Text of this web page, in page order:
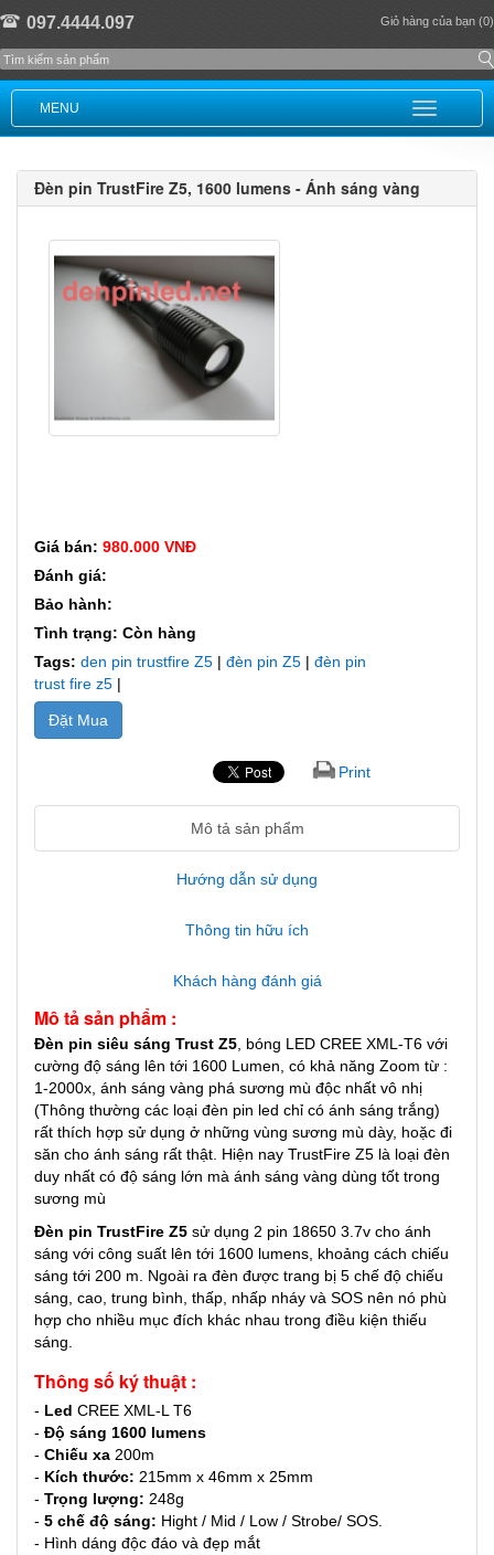
097.4444.097 Giỏ hàng của bạn (0)
MENU
Đèn pin TrustFire Z5, 1600 lumens - Ánh sáng vàng
Giá bán: 980.000 VNĐ
Đánh giá:
Bảo hành:
Tình trạng: Còn hàng
Tags: den pin trustfire Z5 | đèn pin Z5 | đèn pin
trust fire z5 |
Đặt Mua
Print
Mô tả sản phẩm
Hướng dẫn sử dụng
Thông tin hữu ích
Khách hàng đánh giá
Mô tả sản phẩm :
Đèn pin siêu sáng Trust Z5 , bóng LED CREE XML-T6 với
cường độ sáng lên tới 1600 Lumen, có khả năng Zoom từ :
1-2000x, ánh sáng vàng phá sương mù độc nhất vô nhị
(Thông thường các loại đèn pin led chỉ có ánh sáng trắng)
rất thích hợp sử dụng ở những vùng sương mù dày, hoặc đi
săn cho ánh sáng rất thật. Hiện nay TrustFire Z5 là loại đèn
duy nhất có độ sáng lớn mà ánh sáng vàng dùng tốt trong
sương mù
Đèn pin TrustFire Z5 sử dụng 2 pin 18650 3.7v cho ánh
sáng với công suất lên tới 1600 lumens, khoảng cách chiếu
sáng tới 200 m. Ngoài ra đèn được trang bị 5 chế độ chiếu
sáng, cao, trung bình, thấp, nhấp nháy và SOS nên nó phù
hợp cho nhiều mục đích khác nhau trong điều kiện thiếu
sáng.
Thông số ký thuật :
- Led CREE XML-L T6
- Độ sáng 1600 lumens
- Chiếu xa 200m
- Kích thước: 215mm x 46mm x 25mm
- Trọng lượng: 248g
- 5 chế độ sáng: Hight / Mid / Low / Strobe/ SOS.
- Hình dáng độc đáo và đẹp mắt